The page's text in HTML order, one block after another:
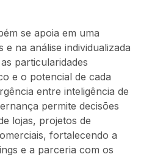
se apoia em uma
na análise individualizada
particularidades
e o potencial de cada
entre inteligência de
permite decisões
lojas, projetos de
fortalecendo a
e a parceria com os